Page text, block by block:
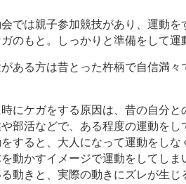
では親子参加競技があり、運動を
のもと。しっかりと準備をして運
ある方は昔とった杵柄で自信満々
にケガをする原因は、昔の自分と
部活などで、ある程度の運動をし
すると、大人になって運動をしな
動かすイメージで運動をしてしま
動きと、実際の動きにズレが生じ